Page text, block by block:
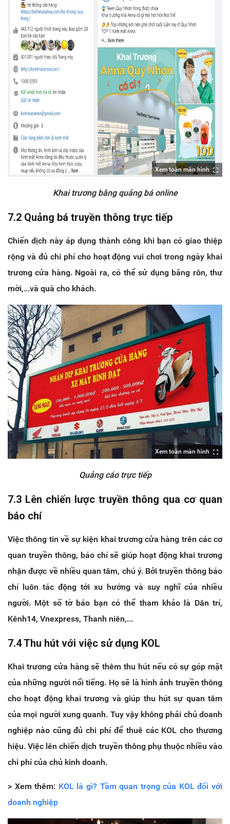
Xem toàn màn hình
Khai trương bằng quảng bá online
7.2 Quảng bá truyền thông trực tiếp
Chiến dịch này áp dụng thành công khi bạn có giao thiệp
rộng và đủ chi phí cho hoạt động vui chơi trong ngày khai
trương cửa hàng. Ngoài ra, có thể sử dụng băng rôn, thư
mời,...và quà cho khách.
Xem toàn màn hình
Quảng cáo trực tiếp
7.3 Lên chiến lược truyền thông qua cơ quan
báo chí
Việc thông tin về sự kiện khai trương cửa hàng trên các cơ
quan truyền thông, báo chí sẽ giúp hoạt động khai trương
nhận được về nhiều quan tâm, chú ý. Bởi truyền thông báo
chí luôn tác động tới xu hướng và suy nghĩ của nhiều
người. Một số tờ báo bạn có thể tham khảo là Dân trí,
Kênh14, Vnexpress, Thanh niên,...
7.4 Thu hút với việc sử dụng KOL
Khai trương cửa hàng sẽ thêm thu hút nếu có sự góp mặt
của những người nổi tiếng. Họ sẽ là hình ảnh truyền thông
cho hoạt động khai trương và giúp thu hút sự quan tâm
của mọi người xung quanh. Tuy vậy không phải chủ doanh
nghiệp nào cũng đủ chi phí để thuê các KOL cho thương
hiệu. Việc lên chiến dịch truyền thông phụ thuộc nhiều vào
chi phí của chủ kinh doanh.
> Xem thêm: KOL là gì? Tầm quan trọng của KOL đối với
doanh nghiệp